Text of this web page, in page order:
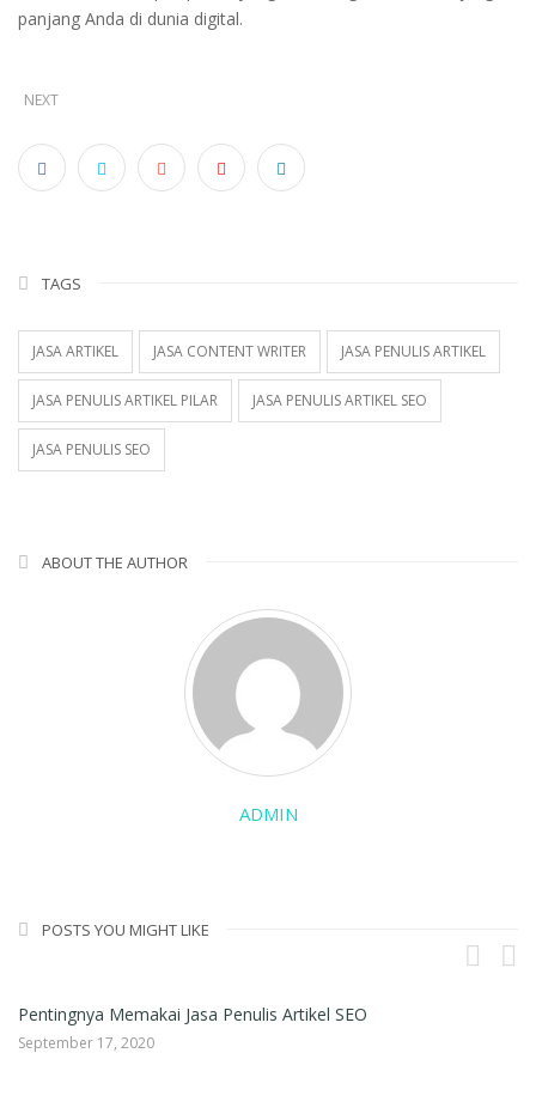
panjang Anda di dunia digital.
NEXT
TAGS
JASA ARTIKEL JASA CONTENT WRITER JASA PENULIS ARTIKEL
JASA PENULIS ARTIKEL PILAR JASA PENULIS ARTIKEL SEO
JASA PENULIS SEO
ABOUT THE AUTHOR
ADMIN
POSTS YOU MIGHT LIKE
Memakai Jasa Penulis Artikel SEO
17, 2020